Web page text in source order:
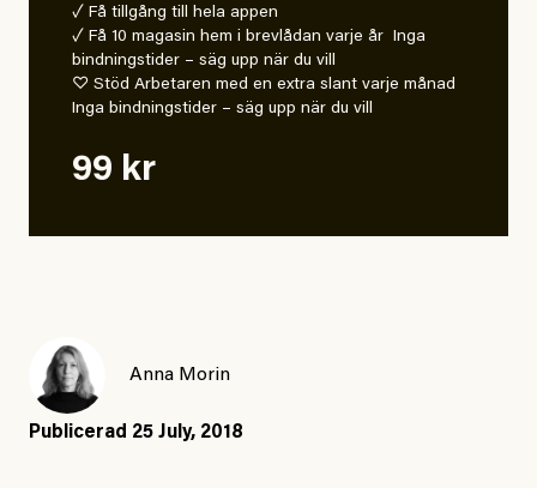
✓ Få tillgång till hela appen
✓ Få 10 magasin hem i brevlådan varje år Inga
bindningstider – säg upp när du vill
♡ Stöd Arbetaren med en extra slant varje månad
Inga bindningstider – säg upp när du vill
99 kr
Anna Morin
Publicerad 25 July, 2018